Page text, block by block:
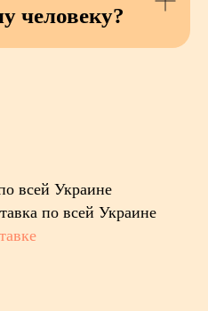
человеку?
всей Украине
по всей Украине